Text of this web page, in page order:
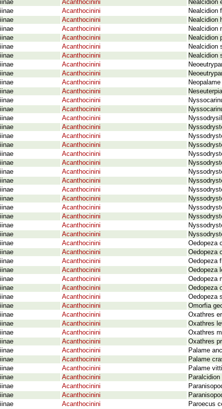
Acanthocinini
Nealcidion
Acanthocinini
Nealcidion
Acanthocinini
Nealcidion
Acanthocinini
Nealcidion
Acanthocinini
Nealcidion
Acanthocinini
Nealcidion
Acanthocinini
Nealcidion
Acanthocinini
Acanthocinini
Acanthocinini
Acanthocinini
Acanthocinini
Acanthocinini
Acanthocinini
Acanthocinini
Acanthocinini
Acanthocinini
Acanthocinini
Acanthocinini
Acanthocinini
Acanthocinini
Acanthocinini
Acanthocinini
Acanthocinini
Acanthocinini
Acanthocinini
Acanthocinini
Acanthocinini
Oedopeza
Acanthocinini
Oedopeza
Acanthocinini
Oedopeza
Acanthocinini
Oedopeza
Acanthocinini
Oedopeza
Acanthocinini
Oedopeza
Acanthocinini
Oedopeza
Acanthocinini
Omorfia
Acanthocinini
Oxathres
Acanthocinini
Oxathres
Acanthocinini
Oxathres
Acanthocinini
Oxathres
Acanthocinini
Palame
Acanthocinini
Palame
Acanthocinini
Palame
Acanthocinini
Acanthocinini
Acanthocinini
Acanthocinini
Paroecus